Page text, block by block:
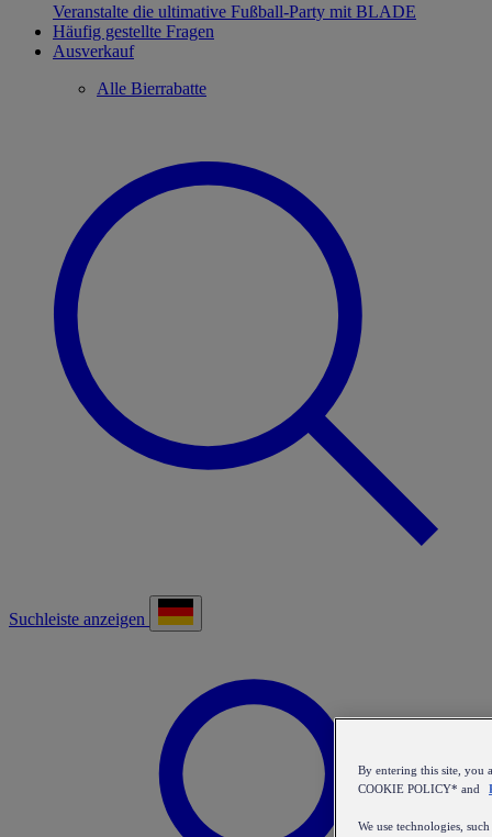
Veranstalte die ultimative Fußball-Party mit BLADE
Häufig gestellte Fragen
Ausverkauf
Alle Bierrabatte
Suchleiste anzeigen
By entering this site, you
COOKIE POLICY* and
We use technologies,